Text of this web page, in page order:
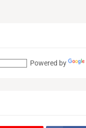
Powered by